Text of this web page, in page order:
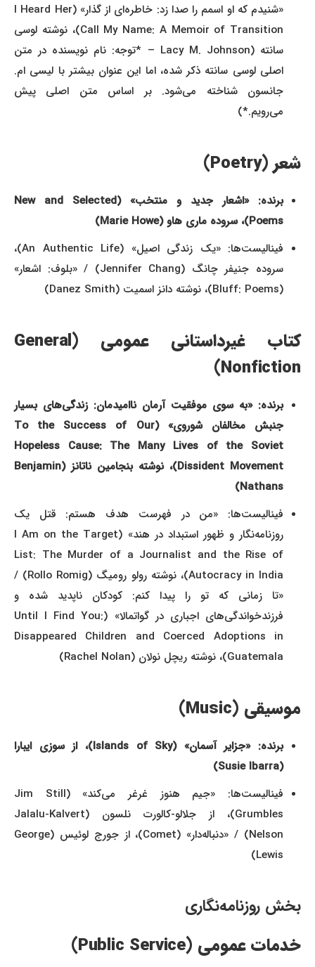
«شنیدم که او اسمم را صدا زد: خاطره‌ای از گذار» (I Heard Her
Call My Name: A Memoir of Transition)، نوشته لوسی
سانته (Lacy M. Johnson – *توجه: نام نویسنده در متن
اصلی لوسی سانته ذکر شده، اما این عنوان بیشتر با لیسی ام.
جانسون شناخته می‌شود. بر اساس متن اصلی پیش
می‌رویم.*)
شعر (Poetry)
برنده: «اشعار جدید و منتخب» (New and Selected
Poems)، سروده ماری هاو (Marie Howe)
فینالیست‌ها: «یک زندگی اصیل» (An Authentic Life)،
سروده جنیفر چانگ (Jennifer Chang) / «بلوف: اشعار»
کتاب غیرداستانی عمومی (General
Nonfiction)
برنده: «به سوی موفقیت آرمان ناامیدمان: زندگی‌های بسیار
جنبش مخالفان شوروی» (To the Success of Our
Hopeless Cause: The Many Lives of the Soviet
Dissident Movement)، نوشته بنجامین ناتانز (Benjamin
Nathans)
فینالیست‌ها: «من در فهرست هدف هستم: قتل یک
روزنامه‌نگار و ظهور استبداد در هند» (I Am on the Target
List: The Murder of a Journalist and the Rise of
Autocracy in India)، نوشته رولو رومیگ (Rollo Romig) /
«تا زمانی که تو را پیدا کنم: کودکان ناپدید شده و
فرزندخواندگی‌های اجباری در گواتمالا» (Until I Find You:
Disappeared Children and Coerced Adoptions in
Guatemala)، نوشته ریچل نولان (Rachel Nolan)
موسیقی (Music)
برنده: «جزایر آسمان» (Islands of Sky)، از سوزی ایبارا
فینالیست‌ها: «جیم هنوز غرغر می‌کند» (Jim Still
Grumbles)، از جلالو-کالورت نلسون (Jalalu-Kalvert
Nelson) / «دنباله‌دار» (Comet)، از جورج لوئیس (George
Lewis)
بخش روزنامه‌نگاری
خدمات عمومی (Public Service)